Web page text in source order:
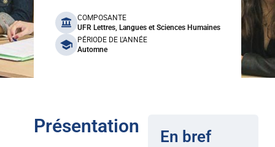
benefits
COMPOSANTE
UFR Lettres, Langues et Sciences Humaines
PÉRIODE DE L'ANNÉE
Automne
Présentation En bref